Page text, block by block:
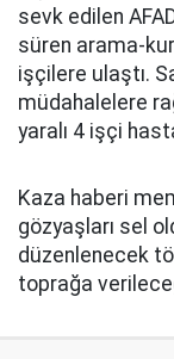
sevk edilen
süren arama-
işçilere ulaştı.
müdahalelere
yaralı 4 işçi
Kaza haberi
gözyaşları sel
düzenlenecek
toprağa